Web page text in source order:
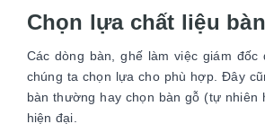
Chọn lựa chất liệu
Các dòng bàn, ghế làm việc giám
chúng ta chọn lựa cho phù hợp. Đây
bàn thường hay chọn bàn gỗ (tự
hiện đại.